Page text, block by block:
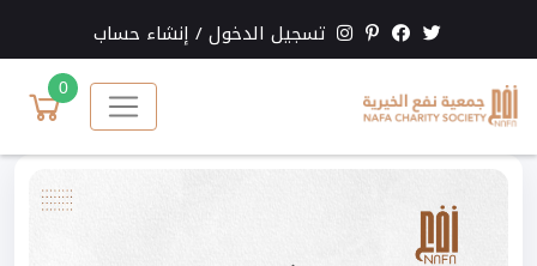
تسجيل الدخول/ إنشاء حساب
0